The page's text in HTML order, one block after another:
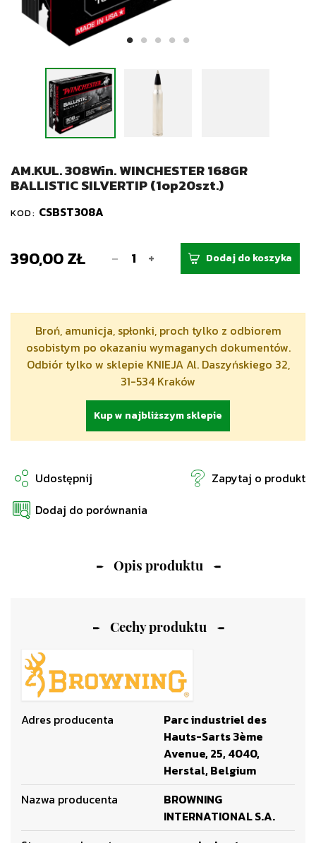
AM.KUL. 308Win. WINCHESTER 168GR
BALLISTIC SILVERTIP (1op20szt.)
KOD: CSBST308A
390,00 ZŁ - + Dodaj do koszyka
Broń, amunicja, spłonki, proch tylko z odbiorem
osobistym po okazaniu wymaganych dokumentów.
Odbiór tylko w sklepie KNIEJA Al. Daszyńskiego 32,
31-534 Kraków
Kup w najbliższym sklepie
Udostępnij
Zapytaj o produkt
Dodaj do porównania
Cechy produktu
Adres producenta
Parc industriel des
Hauts-Sarts 3ème
Avenue, 25, 4040,
Herstal, Belgium
Nazwa producenta
BROWNING
INTERNATIONAL S.A.
Opis produktu